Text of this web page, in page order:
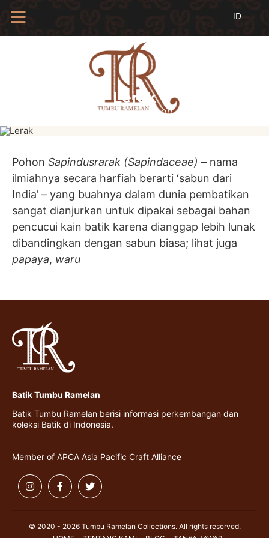
PROFIL
BATIK
KAMUS
BATIK
KATALOG
BATIK
TANYA
JAWAB
LINKS
Lerak
18 Februari 2020
Pohon Sapindusrarak (Sapindaceae) – nama
ilmiahnya secara harfiah berarti ‘sabun dari
India’ – yang buahnya dalam dunia pembatikan
sangat dianjurkan untuk dipakai sebagai bahan
pencucui kain batik karena dianggap lebih lunak
dibandingkan dengan sabun biasa; lihat juga
papaya, waru
Batik Tumbu Ramelan
Batik Tumbu Ramelan berisi informasi perkembangan dan
koleksi Batik di Indonesia.
Member of APCA Asia Pacific Craft Alliance
© 2020 - 2026 Tumbu Ramelan Collections. All rights reserved.